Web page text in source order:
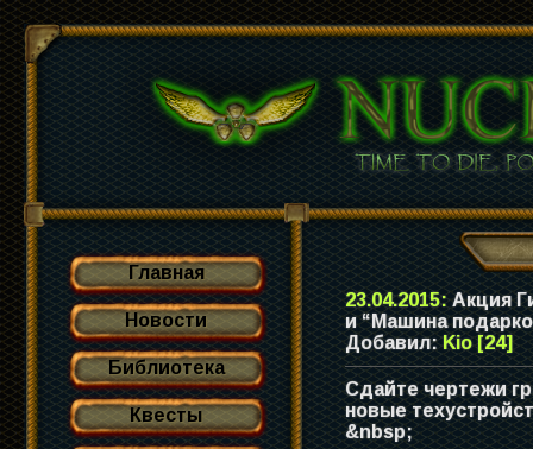
Главная
Новости
Библиотека
Квесты
23.04.2015: Акция
и “Машина
Добавил: Kio [24]
Сдайте чертежи
новые
&nbsp;